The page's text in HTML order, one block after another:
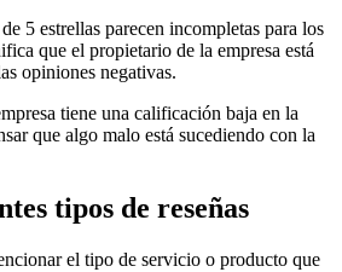
5 estrellas parecen incompletas para los
que el propietario de la empresa está
opiniones negativas.
tiene una calificación baja en la
que algo malo está sucediendo con la
tipos de reseñas
el tipo de servicio o producto que